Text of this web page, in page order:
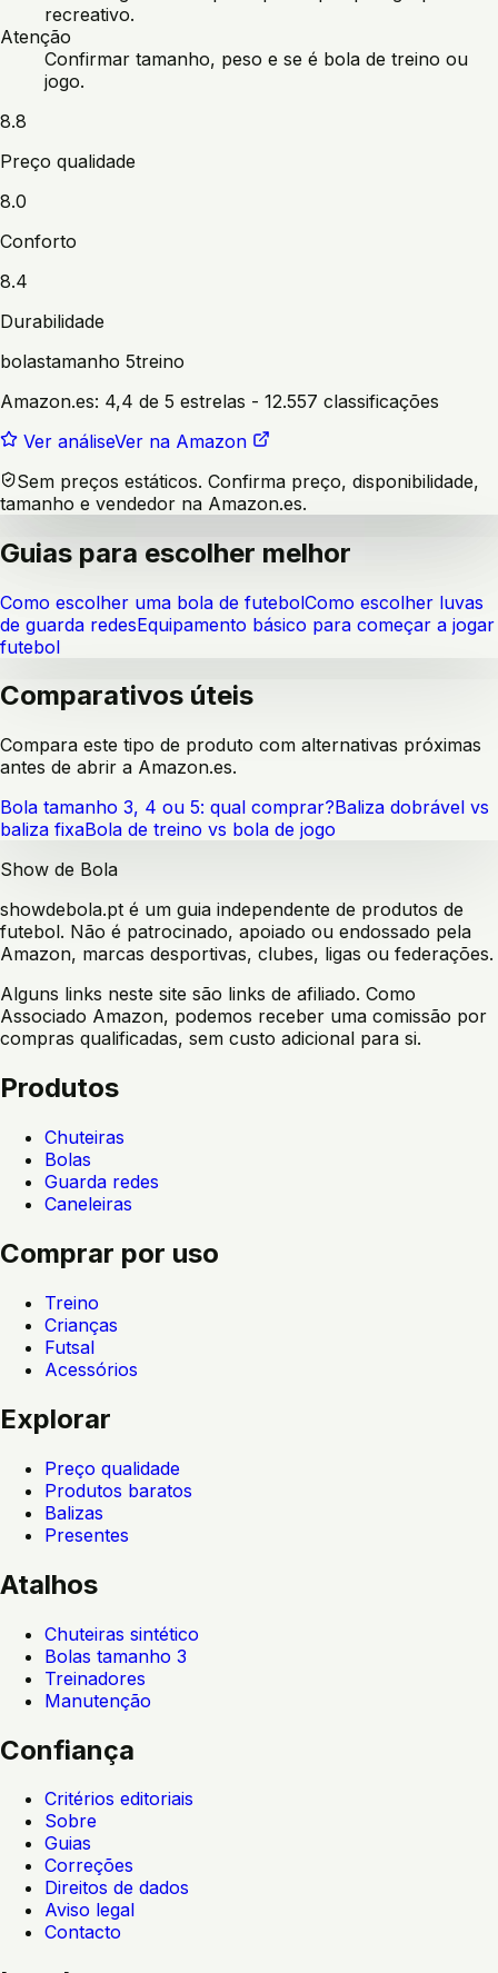
recreativo.
Atenção
Confirmar tamanho, peso e se é bola de treino ou
jogo.
8.8
Preço qualidade
8.0
Conforto
8.4
Durabilidade
bolastamanho 5treino
Amazon.es: 4,4 de 5 estrelas - 12.557 classificações
Ver análiseVer na Amazon
Sem preços estáticos. Confirma preço, disponibilidade,
tamanho e vendedor na Amazon.es.
Guias para escolher melhor
Como escolher uma bola de futebolComo escolher luvas
de guarda redesEquipamento básico para começar a jogar
futebol
Comparativos úteis
Compara este tipo de produto com alternativas próximas
antes de abrir a Amazon.es.
Bola tamanho 3, 4 ou 5: qual comprar?Baliza dobrável vs
baliza fixaBola de treino vs bola de jogo
Show de Bola
showdebola.pt é um guia independente de produtos de
futebol. Não é patrocinado, apoiado ou endossado pela
Amazon, marcas desportivas, clubes, ligas ou federações.
Alguns links neste site são links de afiliado. Como
Associado Amazon, podemos receber uma comissão por
compras qualificadas, sem custo adicional para si.
Produtos
Chuteiras
Bolas
Guarda redes
Caneleiras
Comprar por uso
Treino
Crianças
Futsal
Acessórios
Explorar
Preço qualidade
Produtos baratos
Balizas
Presentes
Atalhos
Chuteiras sintético
Bolas tamanho 3
Treinadores
Manutenção
Confiança
Critérios editoriais
Sobre
Guias
Correções
Direitos de dados
Aviso legal
Contacto